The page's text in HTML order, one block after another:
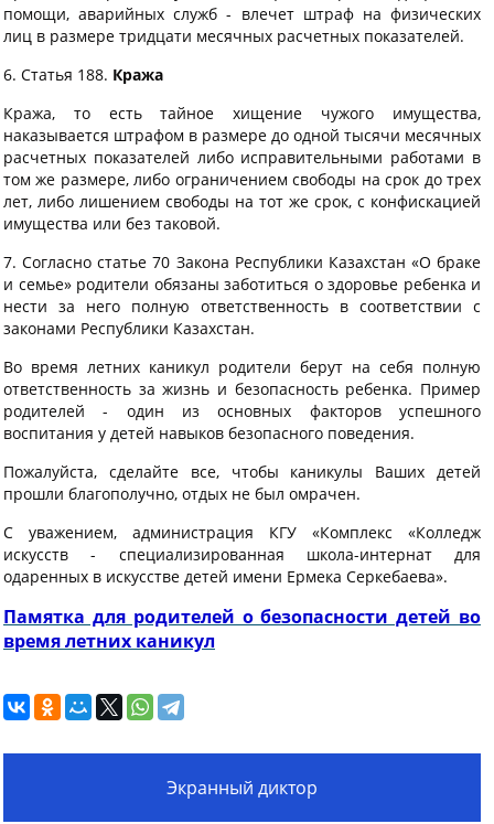
помощи, аварийных служб - влечет штраф на физических
лиц в размере тридцати месячных расчетных показателей.
6. Статья 188. Кража
Кража, то есть тайное хищение чужого имущества,
наказывается штрафом в размере до одной тысячи месячных
расчетных показателей либо исправительными работами в
том же размере, либо ограничением свободы на срок до трех
лет, либо лишением свободы на тот же срок, с конфискацией
имущества или без таковой.
7. Согласно статье 70 Закона Республики Казахстан «О браке
и семье» родители обязаны заботиться о здоровье ребенка и
нести за него полную ответственность в соответствии с
законами Республики Казахстан.
Во время летних каникул родители берут на себя полную
ответственность за жизнь и безопасность ребенка. Пример
родителей - один из основных факторов успешного
воспитания у детей навыков безопасного поведения.
Пожалуйста, сделайте все, чтобы каникулы Ваших детей
прошли благополучно, отдых не был омрачен.
С уважением, администрация КГУ «Комплекс «Колледж
искусств - специализированная школа-интернат для
одаренных в искусстве детей имени Ермека Серкебаева».
Памятка для родителей о безопасности детей во
время летних каникул
Экранный диктор